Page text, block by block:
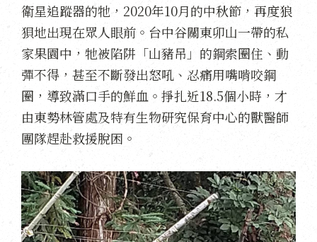
衛星追蹤器的牠，2020年10月的中秋節，再度狼
狽地出現在眾人眼前。台中谷關東卯山一帶的私
家果園中，牠被陷阱「山豬吊」的鋼索圈住、動
彈不得，甚至不斷發出怒吼、忍痛用嘴啃咬鋼
圈，導致滿口手的鮮血。掙扎近18.5個小時，才
由東勢林管處及特有生物研究保育中心的獸醫師
團隊趕赴救援脫困。